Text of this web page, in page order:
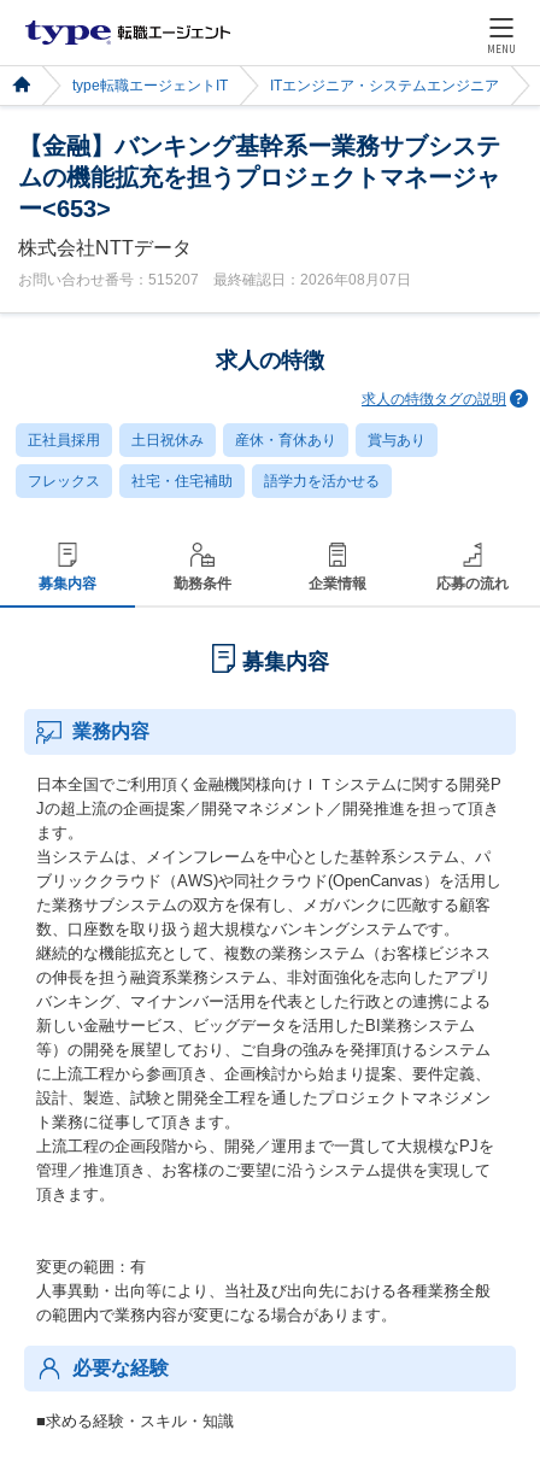
MENU
type転職エージェントIT ITエンジニア・システムエンジニア
【金融】バンキング基幹系ー業務サブシステ
ムの機能拡充を担うプロジェクトマネージャ
ー<653>
株式会社NTTデータ
お問い合わせ番号：515207 最終確認日：2026年08月07日
求人の特徴
求人の特徴タグの説明
正社員採用 土日祝休み 産休・育休あり 賞与あり
フレックス 社宅・住宅補助 語学力を活かせる
募集内容 勤務条件 企業情報 応募の流れ
募集内容
業務内容
日本全国でご利用頂く金融機関様向けＩＴシステムに関する開発P
Jの超上流の企画提案／開発マネジメント／開発推進を担って頂き
ます。
当システムは、メインフレームを中心とした基幹系システム、パ
ブリッククラウド（AWS)や同社クラウド(OpenCanvas）を活用し
た業務サブシステムの双方を保有し、メガバンクに匹敵する顧客
数、口座数を取り扱う超大規模なバンキングシステムです。
継続的な機能拡充として、複数の業務システム（お客様ビジネス
の伸長を担う融資系業務システム、非対面強化を志向したアプリ
バンキング、マイナンバー活用を代表とした行政との連携による
新しい金融サービス、ビッグデータを活用したBI業務システム
等）の開発を展望しており、ご自身の強みを発揮頂けるシステム
に上流工程から参画頂き、企画検討から始まり提案、要件定義、
設計、製造、試験と開発全工程を通したプロジェクトマネジメン
ト業務に従事して頂きます。
上流工程の企画段階から、開発／運用まで一貫して大規模なPJを
管理／推進頂き、お客様のご要望に沿うシステム提供を実現して
頂きます。
変更の範囲：有
人事異動・出向等により、当社及び出向先における各種業務全般
の範囲内で業務内容が変更になる場合があります。
必要な経験
■求める経験・スキル・知識